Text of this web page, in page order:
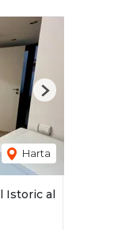
Harta
Next
Istoric al